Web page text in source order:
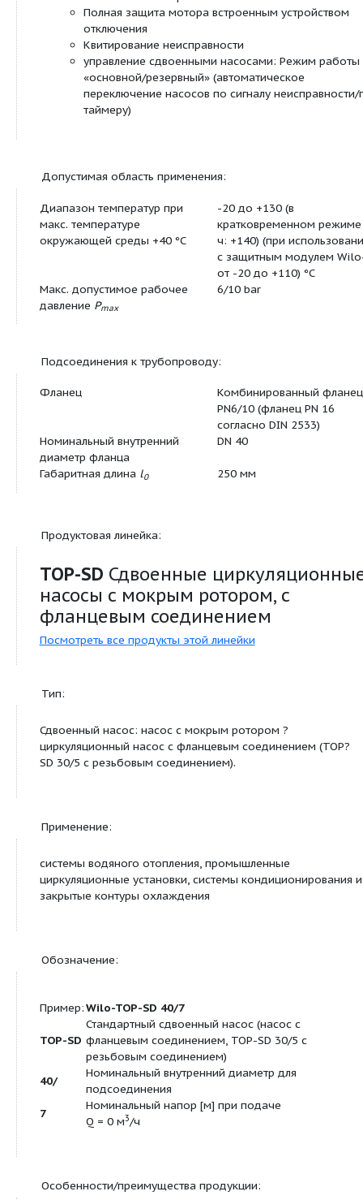
Насосы с однофазным мотором:
P2до 90 Вт: Встроенная защита обмотки
перегрева
P2= 180 Вт: Полная защита мотора
защитного контакта обмотки в
устройством отключения
P ? 180 Вт: Полная защита мотора со
электронной системой размыкания
Подключение к сети трехфазного тока
опциональным штекером переключения
Корпус насоса покрыт катафоретическим
(KTL) для оптимальной защиты от коррозии
Комбинированный фланец PN 6/PN 10 (при
Сигнализация неисправности SSM в
Сигнализация рабочего состояния SBM в
беспотенциального
Управляющий вход «Выкл. по
внешнего беспотенциального контакта
Полная защита мотора встроенным
Квитирование неисправности
управление сдвоенными насосами:
«основной/резервный» (автоматическое
переключение насосов по сигналу
таймеру)
Диапазон температур при -20 до +130 (в
давлениеP max
Номинальный внутренний
диаметр фланца
DN 40
Габаритная длина l0 250 мм
TOP-SD Сдвоенные